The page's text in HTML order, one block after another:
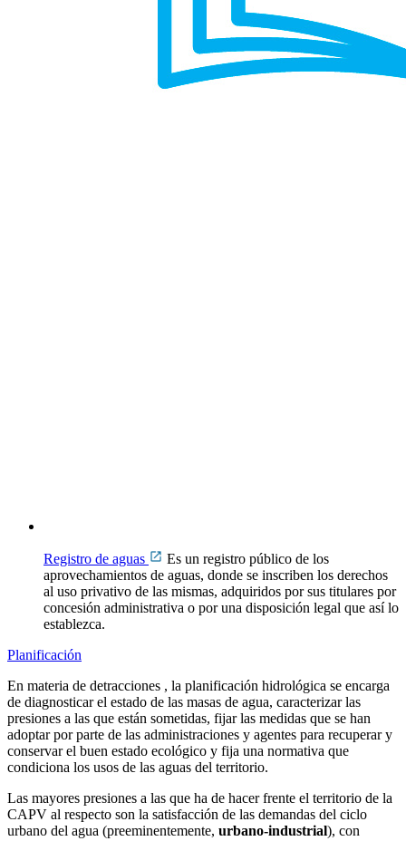
Registro de aguas Es un registro público de los
aprovechamientos de aguas, donde se inscriben los derechos
al uso privativo de las mismas, adquiridos por sus titulares por
concesión administrativa o por una disposición legal que así lo
establezca.
Planificación
En materia de detracciones , la planificación hidrológica se encarga
de diagnosticar el estado de las masas de agua, caracterizar las
presiones a las que están sometidas, fijar las medidas que se han
adoptar por parte de las administraciones y agentes para recuperar y
conservar el buen estado ecológico y fija una normativa que
condiciona los usos de las aguas del territorio.
Las mayores presiones a las que ha de hacer frente el territorio de la
CAPV al respecto son la satisfacción de las demandas del ciclo
urbano del agua (preeminentemente, urbano-industrial), con